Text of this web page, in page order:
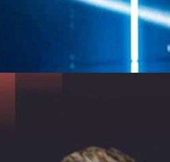
David William
HeavyGod 인터뷰와 CS2
저 플레이오프 인터뷰와 준비 루